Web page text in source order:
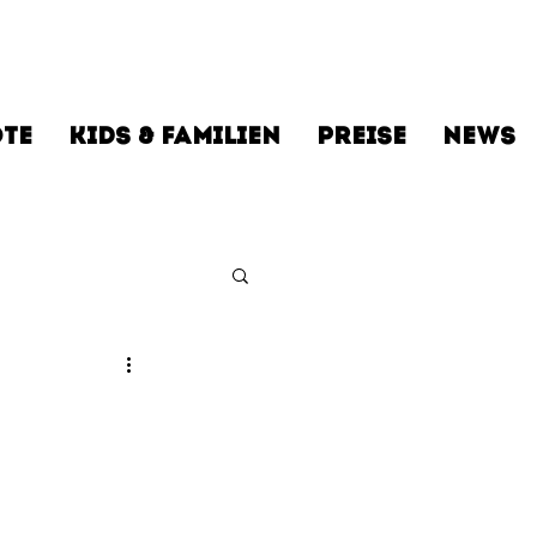
KIDS & FAMILIEN PREISE NEWS